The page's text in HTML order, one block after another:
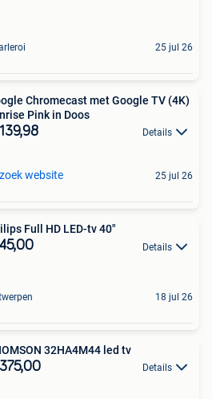
25 jul 26
Chromecast met Google TV (4K)
Pink in Doos
Details
website 25 jul 26
Full HD LED-tv 40"
Details
18 jul 26
32HA4M44 led tv
Details